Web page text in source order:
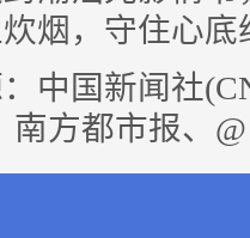
烟，守住心底
中国新闻社
南方都市报、